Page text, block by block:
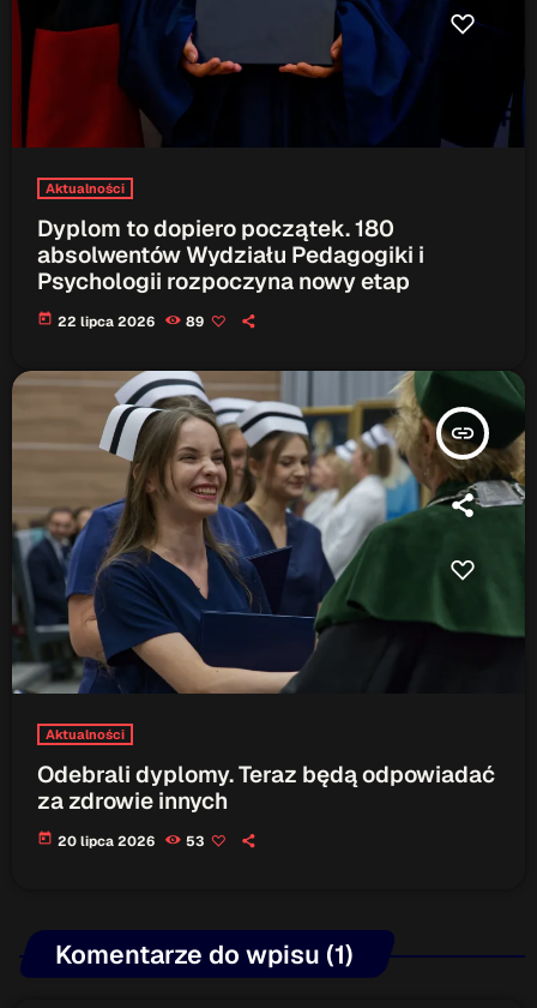
Aktualności
Dyplom to dopiero początek. 180
absolwentów Wydziału Pedagogiki i
Psychologii rozpoczyna nowy etap
today 22 lipca 2026 89
insert_link
Aktualności
Odebrali dyplomy. Teraz będą odpowiadać
za zdrowie innych
today 20 lipca 2026 53
Komentarze do wpisu (1)